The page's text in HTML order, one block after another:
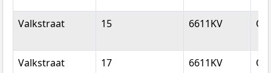
Valkstraat 15 6611KV
Valkstraat 17 6611KV